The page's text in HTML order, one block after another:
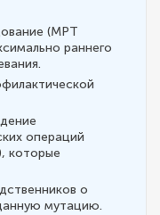
(МРТ
раннего
операций
которые
о
мутацию.